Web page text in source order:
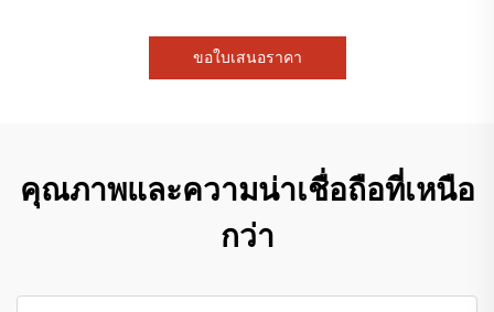
ขอใบเสนอราคา
คุณภาพและความน่าเชื่อถือที่เหนือ
กว่า